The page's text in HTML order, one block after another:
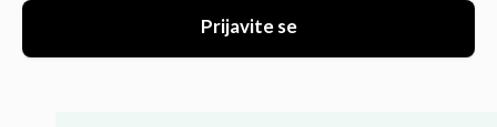
Prijavite se